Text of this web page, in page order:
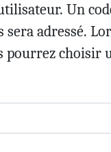
Un
adressé.
pourrez choisir